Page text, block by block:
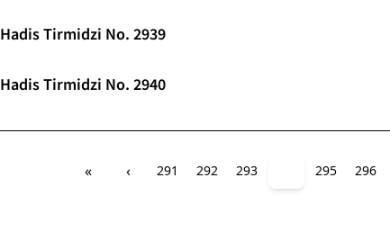
Hadis Tirmidzi No. 2939
Hadis Tirmidzi No. 2940
« ‹ 291 292 293 295 296